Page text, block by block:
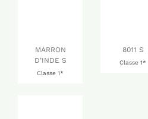
MARRON
D’INDE S
Classe 1*
8011 S
Classe 1*